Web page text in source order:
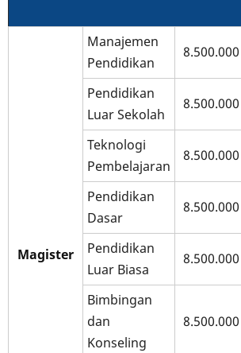
Magister
Manajemen
Pendidikan
8.500.000
Pendidikan
Luar Sekolah
8.500.000
Teknologi
Pembelajaran
8.500.000
Pendidikan
Dasar
8.500.000
Pendidikan
Luar Biasa
8.500.000
Bimbingan
dan
Konseling
8.500.000